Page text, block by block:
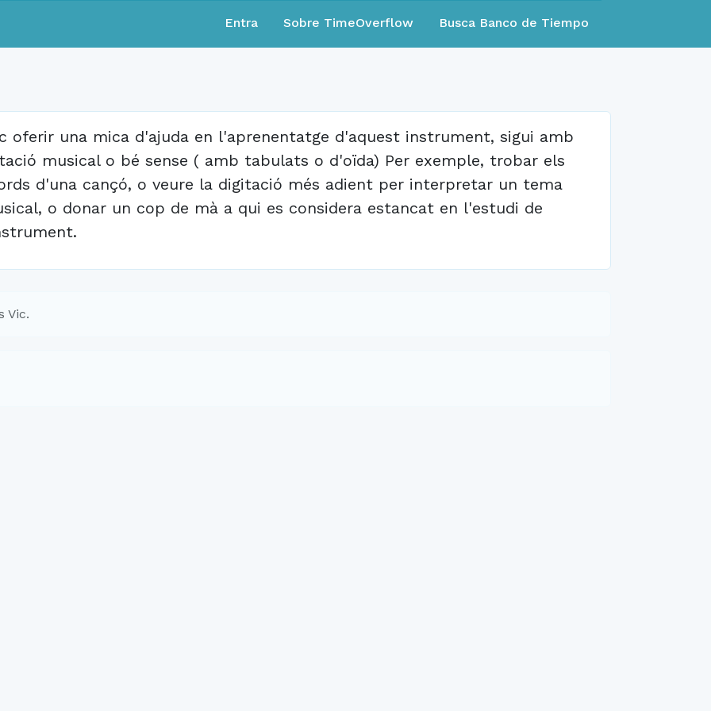
Entra Sobre TimeOverflow Busca Banco de Tiempo
oferir una mica d'ajuda en l'aprenentatge d'aquest instrument, sigui amb
musical o bé sense ( amb tabulats o d'oïda) Per exemple, trobar els
d'una cançó, o veure la digitació més adient per interpretar un tema
o donar un cop de mà a qui es considera estancat en l'estudi de
Vic.